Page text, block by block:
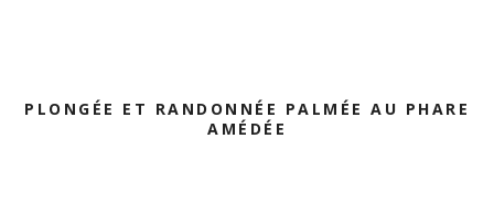
PLONGÉE ET RANDONNÉE PALMÉE AU PHARE
AMÉDÉE